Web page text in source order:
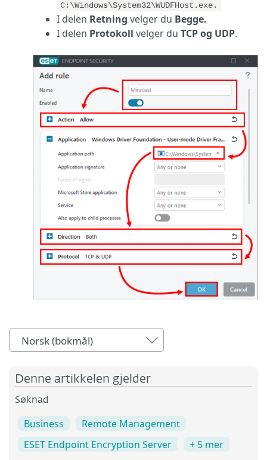
C:\Windows\System32\WUDFHost.exe.
I delen Retning velger du Begge.
I delen Protokoll velger du TCP og UDP.
Norsk (bokmål)
Denne artikkelen gjelder
Søknad
Business
Remote Management
ESET Endpoint Encryption Server
+ 5 mer